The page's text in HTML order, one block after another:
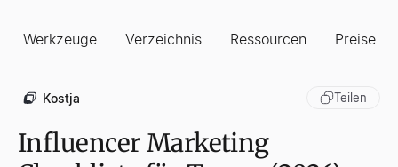
Werkzeuge Verzeichnis Ressourcen Preise
Kostja Teilen
Influencer Marketing